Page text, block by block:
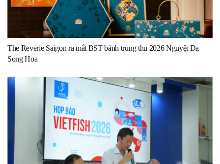
The Reverie Saigon ra mắt BST bánh trung thu 2026 Nguyệt Dạ
Song Hoa